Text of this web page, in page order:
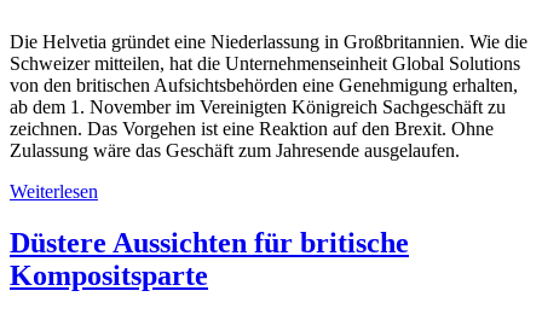
Die Helvetia gründet eine Niederlassung in Großbritannien. Wie die
Schweizer mitteilen, hat die Unternehmenseinheit Global Solutions
von den britischen Aufsichtsbehörden eine Genehmigung erhalten,
ab dem 1. November im Vereinigten Königreich Sachgeschäft zu
zeichnen. Das Vorgehen ist eine Reaktion auf den Brexit. Ohne
Zulassung wäre das Geschäft zum Jahresende ausgelaufen.
Weiterlesen
Düstere Aussichten für britische
Kompositsparte